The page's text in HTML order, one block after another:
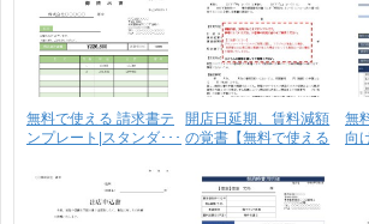
無料で使える 請求書テ
ンプレート|スタンダ･･･
開店日延期、賃料減額
の覚書【無料で使える
無
向